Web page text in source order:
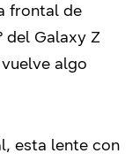
frontal de
del Galaxy Z
algo
esta lente con